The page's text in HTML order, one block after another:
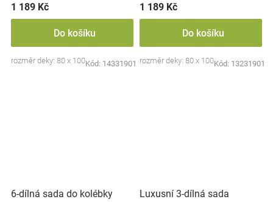
1 189 Kč
Do košíku
rozměr deky: 80 x 100 cm
Kód: 14331901
1 189 Kč
Do košíku
rozměr deky: 80 x 100 cm
Kód: 13231901
6-dílná sada do kolébky
Luxusní 3-dílná sada